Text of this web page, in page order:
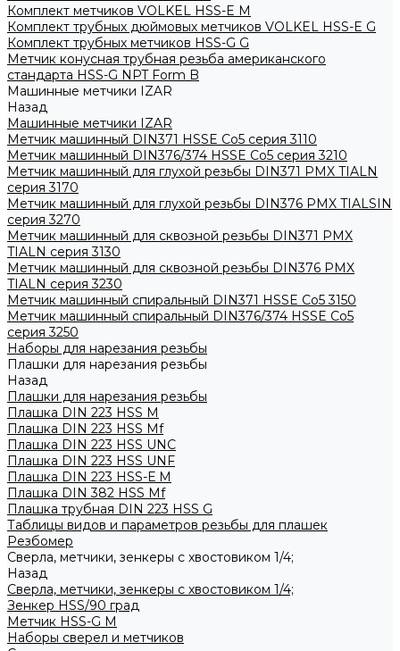
Комплект метчиков VOLKEL HSS-E M
Комплект трубных дюймовых метчиков VOLKEL HSS-E G
Комплект трубных метчиков HSS-G G
Метчик конусная трубная резьба американского
стандарта HSS-G NPT Form B
Машинные метчики IZAR
Назад
Машинные метчики IZAR
Метчик машинный DIN371 HSSE Co5 серия 3110
Метчик машинный DIN376/374 HSSE Co5 серия 3210
Метчик машинный для глухой резьбы DIN371 PMX TIALN
серия 3170
Метчик машинный для глухой резьбы DIN376 PMX TIALSIN
серия 3270
Метчик машинный для сквозной резьбы DIN371 PMX
TIALN серия 3130
Метчик машинный для сквозной резьбы DIN376 PMX
TIALN серия 3230
Метчик машинный спиральный DIN371 HSSE Co5 3150
Метчик машинный спиральный DIN376/374 HSSE Co5
серия 3250
Наборы для нарезания резьбы
Плашки для нарезания резьбы
Назад
Плашки для нарезания резьбы
Плашка DIN 223 HSS M
Плашка DIN 223 HSS Mf
Плашка DIN 223 HSS UNC
Плашка DIN 223 HSS UNF
Плашка DIN 223 HSS-Е M
Плашка DIN 382 HSS Mf
Плашка трубная DIN 223 HSS G
Таблицы видов и параметров резьбы для плашек
Резбомер
Сверла, метчики, зенкеры с хвостовиком 1/4;
Назад
Сверла, метчики, зенкеры с хвостовиком 1/4;
Зенкер HSS/90 град
Метчик HSS-G М
Наборы сверел и метчиков